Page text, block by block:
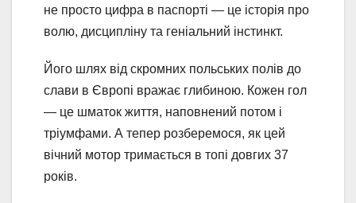
не просто цифра в паспорті — це історія про
волю, дисципліну та геніальний інстинкт.
Його шлях від скромних польських полів до
слави в Європі вражає глибиною. Кожен гол
— це шматок життя, наповнений потом і
тріумфами. А тепер розберемося, як цей
вічний мотор тримається в топі довгих 37
років.